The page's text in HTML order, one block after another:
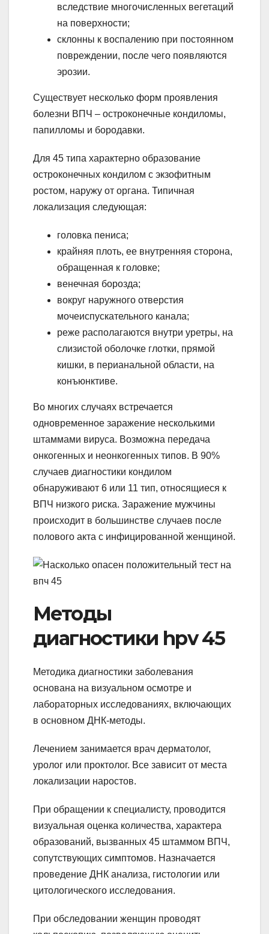
вследствие многочисленных вегетаций
на поверхности;
склонны к воспалению при постоянном
повреждении, после чего появляются
эрозии.
Существует несколько форм проявления
болезни ВПЧ – остроконечные кондиломы,
папилломы и бородавки.
Для 45 типа характерно образование
остроконечных кондилом с экзофитным
ростом, наружу от органа. Типичная
локализация следующая:
головка пениса;
крайняя плоть, ее внутренняя сторона,
обращенная к головке;
венечная борозда;
вокруг наружного отверстия
мочеиспускательного канала;
реже располагаются внутри уретры, на
слизистой оболочке глотки, прямой
кишки, в перианальной области, на
конъюнктиве.
Во многих случаях встречается
одновременное заражение несколькими
штаммами вируса. Возможна передача
онкогенных и неонкогенных типов. В 90%
случаев диагностики кондилом
обнаруживают 6 или 11 тип, относящиеся к
ВПЧ низкого риска. Заражение мужчины
происходит в большинстве случаев после
полового акта с инфицированной женщиной.
Методы
диагностики hpv 45
Методика диагностики заболевания
основана на визуальном осмотре и
лабораторных исследованиях, включающих
в основном ДНК-методы.
Лечением занимается врач дерматолог,
уролог или проктолог. Все зависит от места
локализации наростов.
При обращении к специалисту, проводится
визуальная оценка количества, характера
образований, вызванных 45 штаммом ВПЧ,
сопутствующих симптомов. Назначается
проведение ДНК анализа, гистологии или
цитологического исследования.
При обследовании женщин проводят